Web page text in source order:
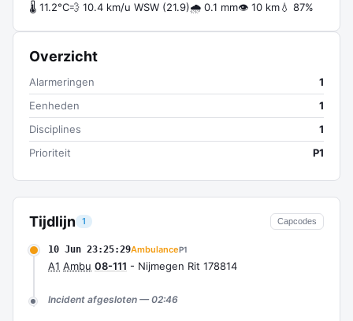
Tijdlijn 1 Capcodes
10 Jun 23:25:29AmbulanceP1
A1 Ambu 08-111 - Nijmegen Rit 178814
Incident afgesloten — 02:46
🌡 11.2°C💨 10.4 km/u WSW (21.9)🌧 0.1 mm👁 10 km💧 87%
Overzicht
Alarmeringen
1
Eenheden
1
Disciplines
1
Prioriteit
P1